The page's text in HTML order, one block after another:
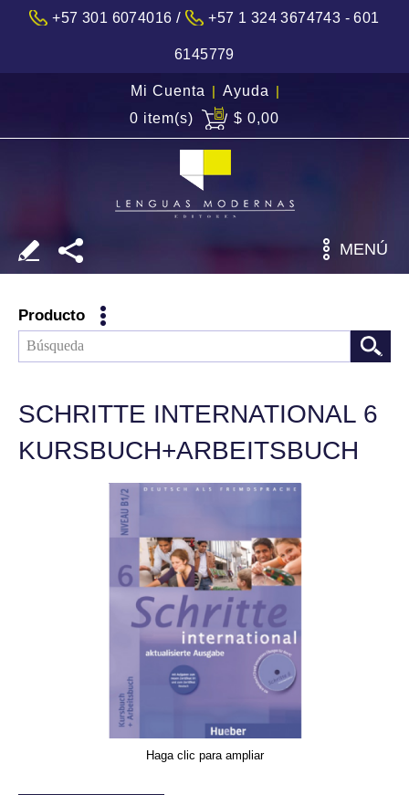
+57 301 6074016 / +57 1 324 3674743 - 601
6145779
Mi Cuenta | Ayuda |
0 item(s)
$ 0,00
MENÚ
Producto
SCHRITTE INTERNATIONAL 6
KURSBUCH+ARBEITSBUCH
Haga clic para ampliar